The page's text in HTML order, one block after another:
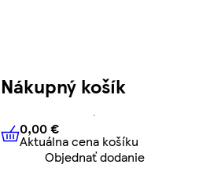
Nákupný košík
0,00 € Aktuálna cena košíku
0,00 €
Aktuálna cena košíku
Objednať dodanie